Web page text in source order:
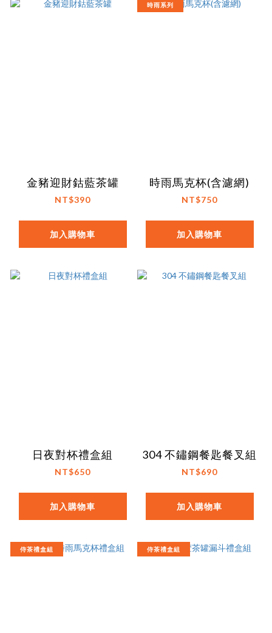
金豬迎財鈷藍茶罐
NT$390
加入購物車
時雨系列
時雨馬克杯(含濾網)
NT$750
加入購物車
日夜對杯禮盒組
NT$650
加入購物車
304 不鏽鋼餐匙餐叉組
NT$690
加入購物車
侍茶禮盒組 侍茶禮盒組